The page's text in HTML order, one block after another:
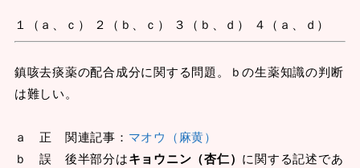
１（ａ、ｃ） ２（ｂ、ｃ） ３（ｂ、ｄ） ４（ａ、ｄ）
鎮咳去痰薬の配合成分に関する問題。ｂの生薬知識の判断
は難しい。
ａ 正 関連記事： マオウ（麻黄）
ｂ 誤 後半部分はキョウニン（杏仁） に関する記述であ